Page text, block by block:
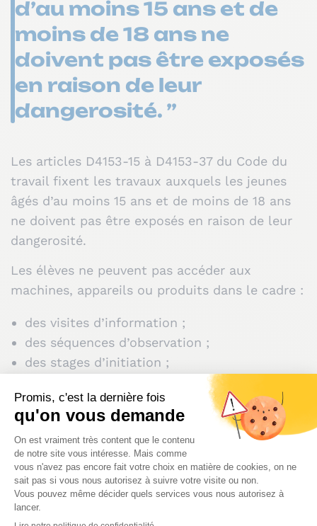
d’au moins 15 ans et de
moins de 18 ans ne
doivent pas être exposés
en raison de leur
dangerosité. ”
Les articles D4153-15 à D4153-37 du Code du
travail fixent les travaux auxquels les jeunes
âgés d’au moins 15 ans et de moins de 18 ans
ne doivent pas être exposés en raison de leur
dangerosité.
Les élèves ne peuvent pas accéder aux
machines, appareils ou produits dans le cadre :
des visites d’information ;
des séquences d’observation ;
des stages d’initiation ;
des stages d’application en milieu
professionnel.
Le chef d’entreprise qui accueille s’engage à
prendre toutes les mesures nécessaires pour
assurer la sécurité de l’élève.